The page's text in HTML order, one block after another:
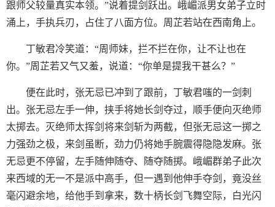
跟师父较量真实本领。”说着提剑跃出。峨嵋派男女弟子立时
涌上，手执兵刃，占住了八面方位。周芷若站在西南角上。
丁敏君冷笑道：“周师妹，拦不拦在你，让不让也在
你。”周芷若又气又羞，说道：“你单是提我干甚么？”
便在此时，张无忌已冲到了跟前，丁敏君嗤的一剑刺
出。张无忌左手一伸，挟手将她长剑夺过，顺手便向灭绝师
太掷去。灭绝师太挥剑将来剑斩为两截，但张无忌这一掷之
力强劲之极，来剑虽断，劲力仍将她手腕震得隐隐发麻。张
无忌更不停留，左手随伸随夺、随夺随掷。峨嵋群弟子此次
来西域的无一不是派中高手，但一遇到他伸手夺剑，竟没丝
毫闪避余地，给他手到拿来，数十柄长剑飞舞空际，白光闪